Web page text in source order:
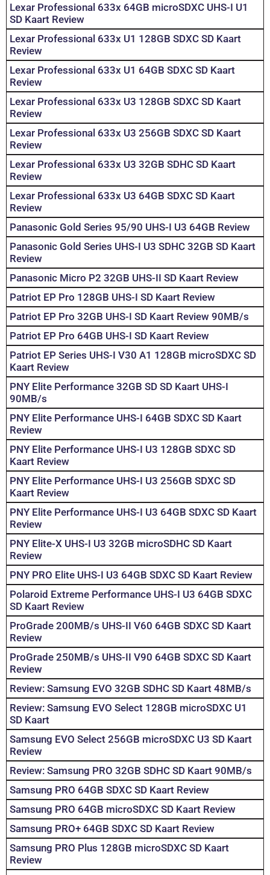
Lexar Professional 633x 64GB microSDXC UHS-I U1
SD Kaart Review
Lexar Professional 633x U1 128GB SDXC SD Kaart
Review
Lexar Professional 633x U1 64GB SDXC SD Kaart
Review
Lexar Professional 633x U3 128GB SDXC SD Kaart
Review
Lexar Professional 633x U3 256GB SDXC SD Kaart
Review
Lexar Professional 633x U3 32GB SDHC SD Kaart
Review
Lexar Professional 633x U3 64GB SDXC SD Kaart
Review
Panasonic Gold Series 95/90 UHS-I U3 64GB Review
Panasonic Gold Series UHS-I U3 SDHC 32GB SD Kaart
Review
Panasonic Micro P2 32GB UHS-II SD Kaart Review
Patriot EP Pro 128GB UHS-I SD Kaart Review
Patriot EP Pro 32GB UHS-I SD Kaart Review 90MB/s
Patriot EP Pro 64GB UHS-I SD Kaart Review
Patriot EP Series UHS-I V30 A1 128GB microSDXC SD
Kaart Review
PNY Elite Performance 32GB SD SD Kaart UHS-I
90MB/s
PNY Elite Performance UHS-I 64GB SDXC SD Kaart
Review
PNY Elite Performance UHS-I U3 128GB SDXC SD
Kaart Review
PNY Elite Performance UHS-I U3 256GB SDXC SD
Kaart Review
PNY Elite Performance UHS-I U3 64GB SDXC SD Kaart
Review
PNY Elite-X UHS-I U3 32GB microSDHC SD Kaart
Review
PNY PRO Elite UHS-I U3 64GB SDXC SD Kaart Review
Polaroid Extreme Performance UHS-I U3 64GB SDXC
SD Kaart Review
ProGrade 200MB/s UHS-II V60 64GB SDXC SD Kaart
Review
ProGrade 250MB/s UHS-II V90 64GB SDXC SD Kaart
Review
Review: Samsung EVO 32GB SDHC SD Kaart 48MB/s
Review: Samsung EVO Select 128GB microSDXC U1
SD Kaart
Samsung EVO Select 256GB microSDXC U3 SD Kaart
Review
Review: Samsung PRO 32GB SDHC SD Kaart 90MB/s
Samsung PRO 64GB SDXC SD Kaart Review
Samsung PRO 64GB microSDXC SD Kaart Review
Samsung PRO+ 64GB SDXC SD Kaart Review
Samsung PRO Plus 128GB microSDXC SD Kaart
Review